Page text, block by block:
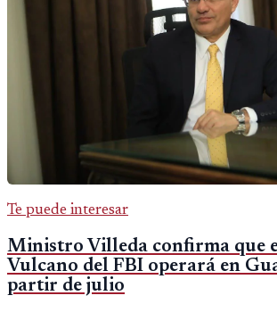
Te puede interesar
Ministro Villeda confirma que
Vulcano del FBI operará en
partir de julio